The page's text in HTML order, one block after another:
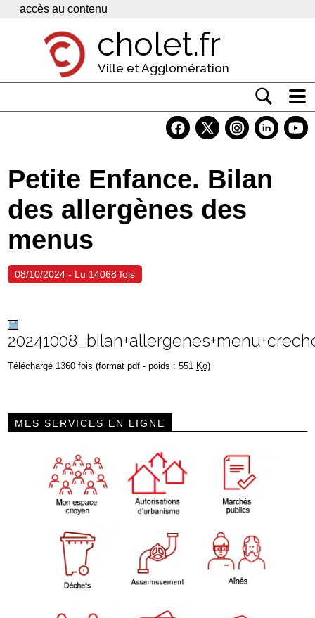
Panneau de gestion des cookies
accès au contenu
cholet.fr
Ville et Agglomération
Economie
Services
Contacts
Petite Enfance. Bilan
des allergènes des
menus
08/10/2024 - Lu 14068 fois
Téléchargé 1360 fois (format pdf - poids : 551 Ko)
MES SERVICES EN LIGNE